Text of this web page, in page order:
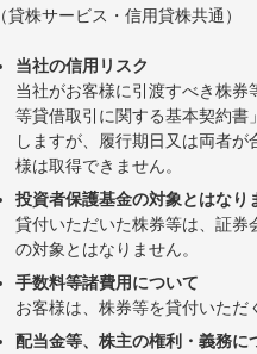
（貸株サービス・信用貸株共通）
当社の信用リスク
当社がお客様に引渡すべき株
等貸借取引に関する基本契約
しますが、履行期日又は両者
様は取得できません。
投資者保護基金の対象とはなり
貸付いただいた株券等は、証
の対象とはなりません。
手数料等諸費用について
お客様は、株券等を貸付いた
配当金等、株主の権利・義務に